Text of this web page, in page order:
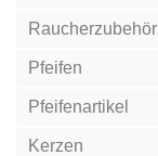
Raucherzubehör
Pfeifen
Pfeifenartikel
Kerzen